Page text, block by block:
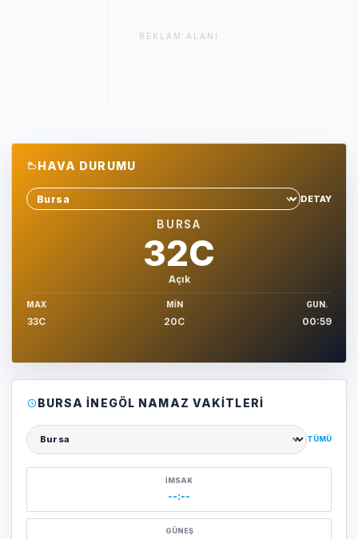
REKLAM ALANI
HAVA DURUMU
Sehir sec
DETAY
BURSA
32C
Açık
MAX
33C
MIN
20C
GUN.
00:59
BURSA İNEGÖL NAMAZ VAKITLERI
Şehir seçin
TÜMÜ
İMSAK
--:--
GÜNEŞ